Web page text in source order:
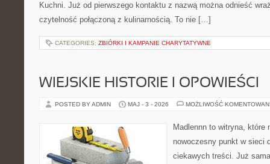
Kuchni. Już od pierwszego kontaktu z nazwą można odnieść
czytelność połączoną z kulinarnością. To nie […]
CATEGORIES: ZBIÓRKI I KAMPANIE CHARYTATYWNE
WIEJSKIE HISTORIE I OPOWIEŚCI
POSTED BY ADMIN MAJ - 3 - 2026 MOŻLIWOŚĆ
Madlennn to witryna, które
nowoczesny punkt w sieci
ciekawych treści. Już